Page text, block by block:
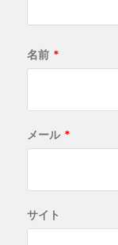
名前 *
メール *
サイト